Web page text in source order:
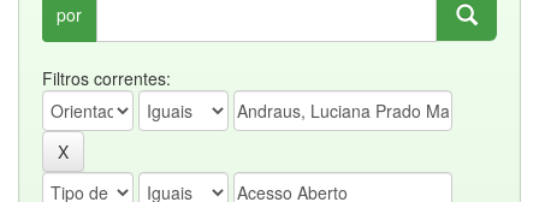
por
Filtros correntes: